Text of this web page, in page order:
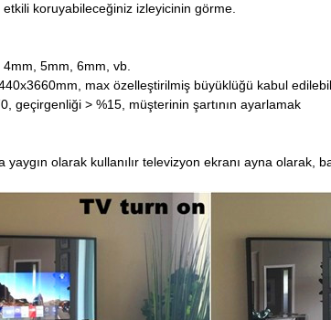
koruyabileceğiniz izleyicinin görme.
4mm, 5mm, 6mm, vb.
max özelleştirilmiş büyüklüğü kabul
geçirgenliği > %15, müşterinin şartının ayarlamak
yaygın olarak kullanılır televizyon ekranı ayna olarak,